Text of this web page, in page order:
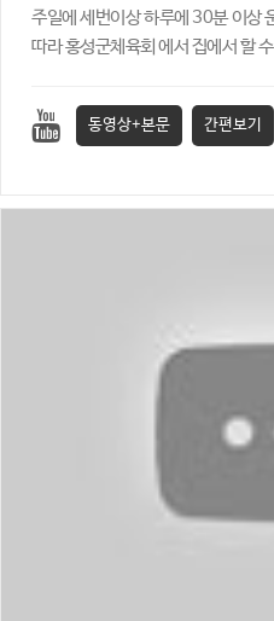
주일에 세번이상 하루에 30분 이상
따라 홍성군체육회 에서 집에서 할
동영상+본문 간편보기